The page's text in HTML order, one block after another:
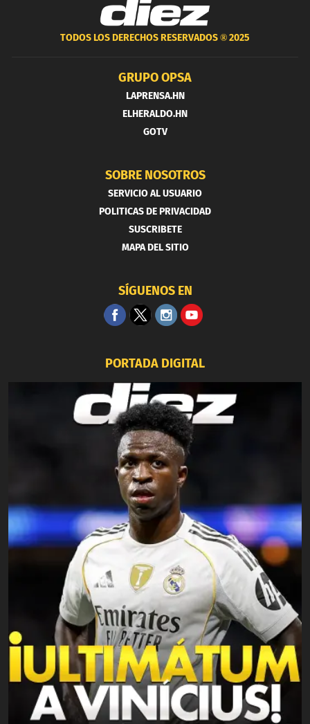
TODOS LOS DERECHOS RESERVADOS ®2025
GRUPO OPSA
LAPRENSA.HN
ELHERALDO.HN
GOTV
SOBRE NOSOTROS
SERVICIO AL USUARIO
POLITICAS DE PRIVACIDAD
SUSCRIBETE
MAPA DEL SITIO
SÍGUENOS EN
PORTADA DIGITAL